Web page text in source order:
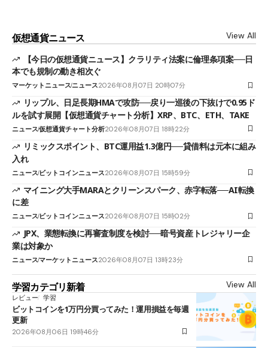
仮想通貨ニュース View All
【今日の仮想通貨ニュース】クラリティ法案に倫理条項案──日
本でも規制の動き相次ぐ
マーケットニュースニュース2026年08月07日 20時07分
リップル、日足長期HMAで攻防──戻り一巡後の下抜けで0.95ド
ルを試す展開【仮想通貨チャート分析】XRP、BTC、ETH、TAKE
ニュース仮想通貨チャート分析2026年08月07日 18時22分
リミックスポイント、BTC運用益1.3億円──貸借料は元本に組み
入れ
ニュースビットコインニュース2026年08月07日 15時59分
マイニング大手MARAとクリーンスパーク、赤字転落──AI転換
に差
ニュースビットコインニュース2026年08月07日 15時02分
JPX、業態転換に再審査制度を検討──暗号資産トレジャリー企
業は対象か
ニュースマーケットニュース2026年08月07日 13時23分
学習カテゴリ新着 View All
レビュー 学習
ビットコインを1万円分買ってみた！運用損益を毎週
更新
2026年08月06日 19時46分